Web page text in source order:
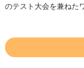
のテスト大会を兼ねた